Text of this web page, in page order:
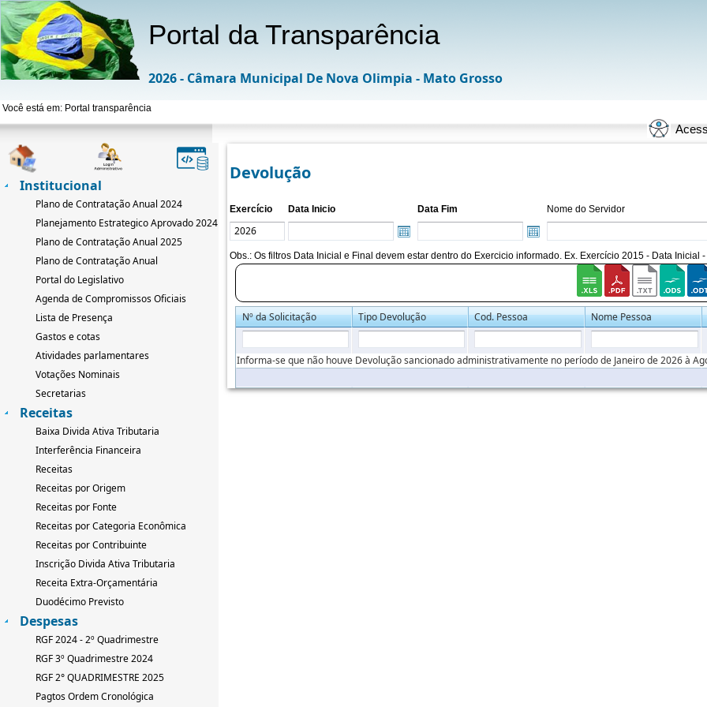
Portal da Transparência
2026 - Câmara Municipal De Nova Olimpia - Mato Grosso
Você está em: Portal transparência
Institucional
Plano de Contratação Anual 2024
Planejamento Estrategico Aprovado 2024-2033
Plano de Contratação Anual 2025
Plano de Contratação Anual
Portal do Legislativo
Agenda de Compromissos Oficiais
Lista de Presença
Gastos e cotas
Atividades parlamentares
Votações Nominais
Secretarias
Receitas
Baixa Divida Ativa Tributaria
Interferência Financeira
Receitas
Receitas por Origem
Receitas por Fonte
Receitas por Categoria Econômica
Receitas por Contribuinte
Inscrição Divida Ativa Tributaria
Receita Extra-Orçamentária
Duodécimo Previsto
Despesas
RGF 2024 - 2º Quadrimestre
RGF 3º Quadrimestre 2024
RGF 2° QUADRIMESTRE 2025
Pagtos Ordem Cronológica
Devolução
Exercício Data Inicio Data Fim Nome do Servidor
Obs.: Os filtros Data Inicial e Final devem estar dentro do Exercicio informado. Ex. Exercício 2015 - Data Inicial
Nº da Solicitação Tipo Devolução Cod. Pessoa Nome Pessoa
Informa-se que não houve Devolução sancionado administrativamente no período de Janeiro de 2026 à